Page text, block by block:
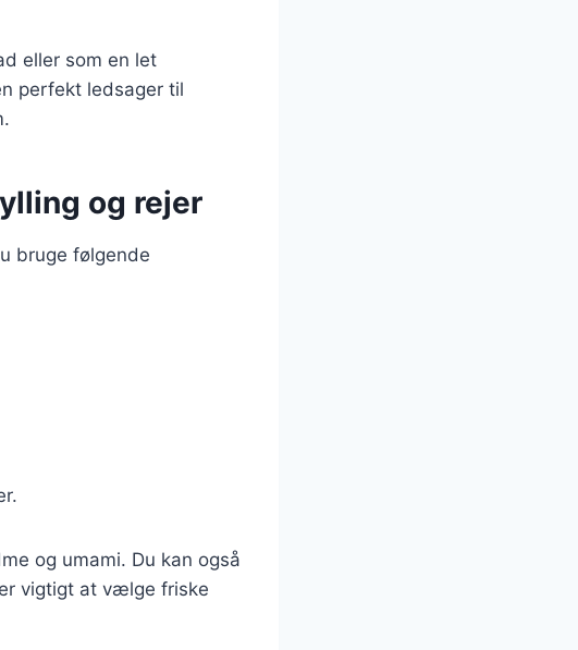
eller som en let
perfekt ledsager til
og rejer
bruge følgende
og umami. Du kan også
vigtigt at vælge friske